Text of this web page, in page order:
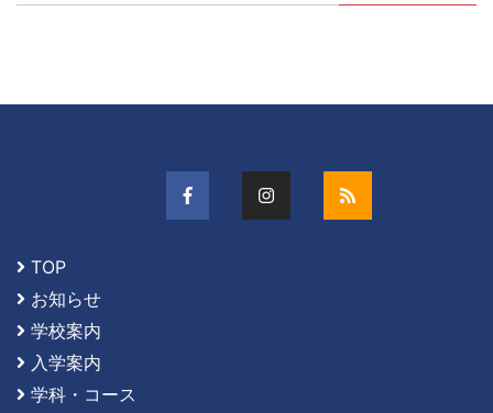
TOP
お知らせ
学校案内
入学案内
学科・コース